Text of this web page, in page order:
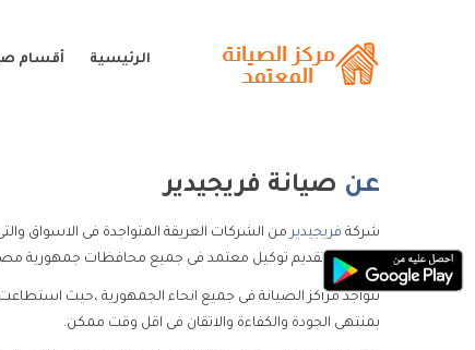
الرئيسية أقسام
عن صيانة فريجيدير
شركة فريجيدير من الشركات العريقة المتواجدة فى الاسواق
فريزر مع تقديم توكيل معتمد فى جميع محافظات جمهورية
تتواجد مراكز الصيانة فى جميع انحاء الجمهورية ،حيث
بمنتهى الجودة والكفاءة والاتقان فى اقل وقت ممكن.